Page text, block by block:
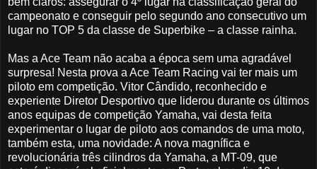
campeonato e conseguir pelo segundo ano consecutivo um
lugar no TOP 5 da classe de Superbike – a classe rainha.
Mas a Ace Team não acaba a época sem uma agradável
surpresa! Nesta prova a Ace Team Racing vai ter mais um
piloto em competição. Vitor Cândido, reconhecido e
experiente Diretor Desportivo que liderou durante os últimos
anos equipas de competição Yamaha, vai desta feita
experimentar o lugar de piloto aos comandos de uma moto,
também esta, uma novidade: A nova magnífica e
revolucionária três cilindros da Yamaha, a MT-09, que